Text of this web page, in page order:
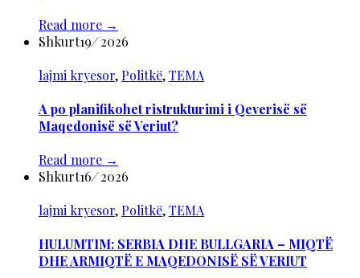
Read more →
Shkurt19/2026
lajmi kryesor, Politkë,TEMA
А po planifikohet ristrukturimi i Qeverisë së
Maqedonisë së Veriut?
Read more →
Shkurt16/2026
lajmi kryesor, Politkë,TEMA
HULUMTIM: SERBIA DHE BULLGARIA – MIQTË
DHE ARMIQTË E MAQEDONISË SË VERIUT